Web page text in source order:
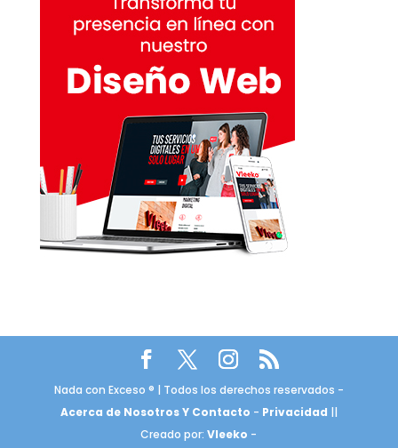
Nada con Exceso ® | Todos los derechos reservados -
Acerca de Nosotros Y Contacto - Privacidad ||
Creado por:Vleeko -